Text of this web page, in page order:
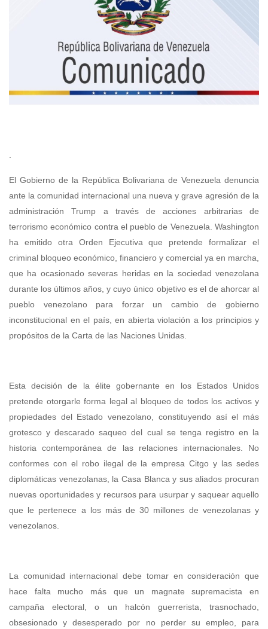
El Gobierno de la República Bolivariana de Venezuela denuncia
ante la comunidad internacional una nueva y grave agresión de la
administración Trump a través de acciones arbitrarias de
terrorismo económico contra el pueblo de Venezuela. Washington
ha emitido otra Orden Ejecutiva que pretende formalizar el
criminal bloqueo económico, financiero y comercial ya en marcha,
que ha ocasionado severas heridas en la sociedad venezolana
durante los últimos años, y cuyo único objetivo es el de ahorcar al
pueblo venezolano para forzar un cambio de gobierno
inconstitucional en el país, en abierta violación a los principios y
propósitos de la Carta de las Naciones Unidas.
Esta decisión de la élite gobernante en los Estados Unidos
pretende otorgarle forma legal al bloqueo de todos los activos y
propiedades del Estado venezolano, constituyendo así el más
grotesco y descarado saqueo del cual se tenga registro en la
historia contemporánea de las relaciones internacionales. No
conformes con el robo ilegal de la empresa Citgo y las sedes
diplomáticas venezolanas, la Casa Blanca y sus aliados procuran
nuevas oportunidades y recursos para usurpar y saquear aquello
que le pertenece a los más de 30 millones de venezolanas y
venezolanos.
La comunidad internacional debe tomar en consideración que
hace falta mucho más que un magnate supremacista en
campaña electoral, o un halcón guerrerista, trasnochado,
obsesionado y desesperado por no perder su empleo, para